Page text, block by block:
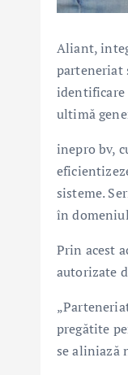
Aliant,
parteneriat
identificare
ultimă
inepro bv,
sisteme.
în
Prin acest
autorizate
pregătite
se aliniază